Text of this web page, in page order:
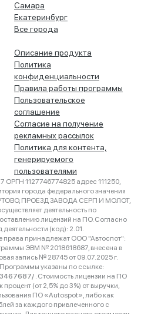
Самара
Екатеринбург
Все города
Описание продукта
Политика
конфиденциальности
Правила работы программы
Пользовательское
соглашение
Согласие на получение
рекламных рассылок
Политика для контента,
генерируемого
пользователями
1127746774825 адрес 111250,
города федерального значения
ПРОЕЗД ЗАВОДА СЕРП И МОЛОТ,
деятельность по
лицензий на ПО. Согласно
(код): 2.01.
принадлежат ООО "Автоспот":
ЭВМ № 2018618687, внесена в
запись № 28745 от 09.07.2025 г.
указаны по ссылке:
. Стоимость лицензии на ПО
(от 2,5% до 3%) от выручки,
ПО «Autospot», либо как
за каждого привлеченного с